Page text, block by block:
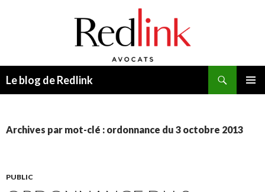
Le blog de Redlink
Archives par mot-clé : ordonnance du 3 octobre 2013
PUBLIC